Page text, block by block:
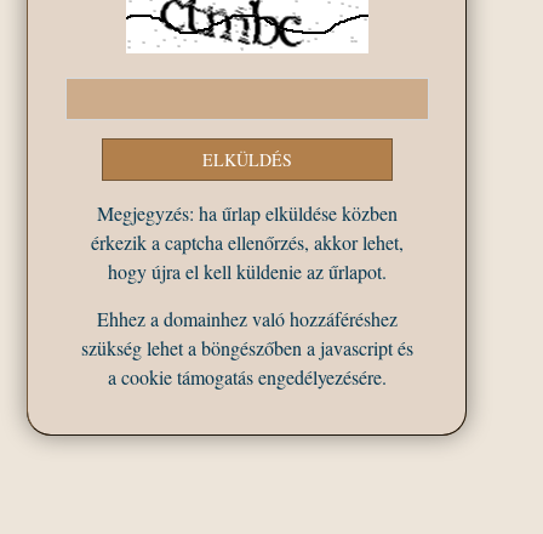
Megjegyzés: ha űrlap elküldése közben
érkezik a captcha ellenőrzés, akkor lehet,
hogy újra el kell küldenie az űrlapot.
Ehhez a domainhez való hozzáféréshez
szükség lehet a böngészőben a javascript és
a cookie támogatás engedélyezésére.